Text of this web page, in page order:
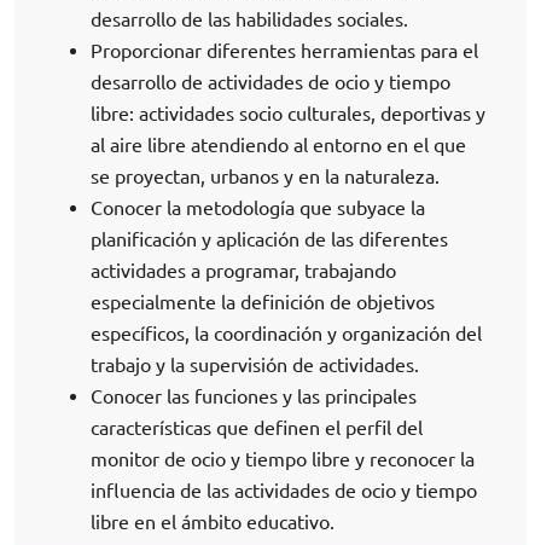
desarrollo de las habilidades sociales.
Proporcionar diferentes herramientas para el
desarrollo de actividades de ocio y tiempo
libre: actividades socio culturales, deportivas y
al aire libre atendiendo al entorno en el que
se proyectan, urbanos y en la naturaleza.
Conocer la metodología que subyace la
planificación y aplicación de las diferentes
actividades a programar, trabajando
especialmente la definición de objetivos
específicos, la coordinación y organización del
trabajo y la supervisión de actividades.
Conocer las funciones y las principales
características que definen el perfil del
monitor de ocio y tiempo libre y reconocer la
influencia de las actividades de ocio y tiempo
libre en el ámbito educativo.